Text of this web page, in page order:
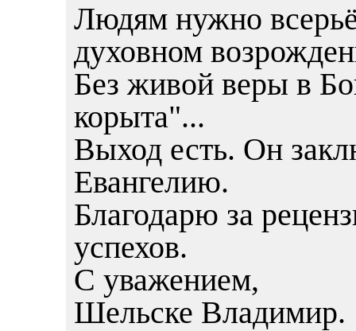
Людям нужно
духовном
Без живой веры в
корыта"...
Выход есть. Он
Евангелию.
Благодарю за
успехов.
С уважением,
Шельске Владимир.